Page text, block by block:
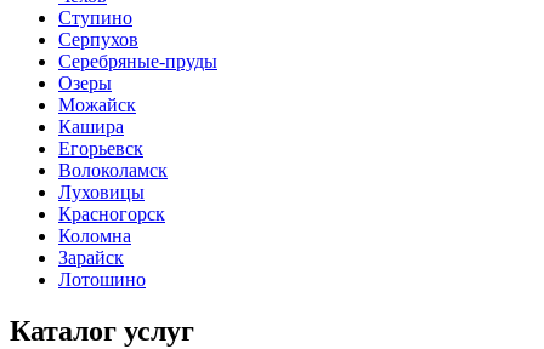
Ступино
Серпухов
Серебряные-пруды
Озеры
Можайск
Кашира
Егорьевск
Волоколамск
Луховицы
Красногорск
Коломна
Зарайск
Лотошино
Каталог услуг